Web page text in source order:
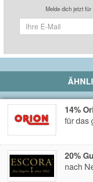
Melde dich jetzt
14%
für das
20%
nach